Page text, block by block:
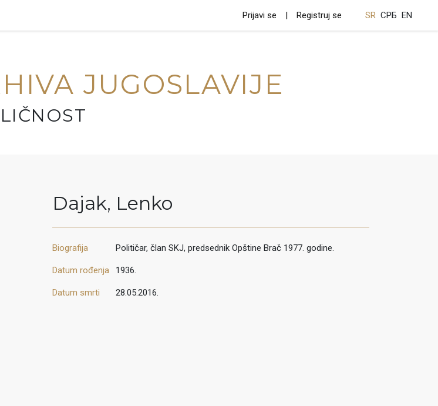
Prijavi se Registruj se SR СРБ EN
JUGOSLAVIJE
LIČNOST
Dajak, Lenko
Biografija Političar, član SKJ, predsednik Opštine Brač 1977. godine.
Datum rođenja 1936.
Datum smrti 28.05.2016.